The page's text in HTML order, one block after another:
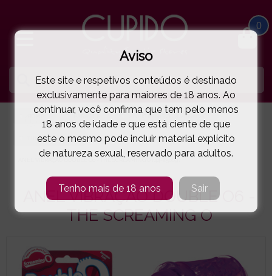
0
ANÉIS PÉNIS COM VIBRAÇAO
THE SCREAMING O
( 44-25609 )
ANEL VIBRAÇÃO DOUBLE O6 -
THE SCREAMING O
Aviso
Este site e respetivos conteúdos é destinado
exclusivamente para maiores de 18 anos. Ao
continuar, você confirma que tem pelo menos
18 anos de idade e que está ciente de que
este o mesmo pode incluir material explícito
de natureza sexual, reservado para adultos.
Tenho mais de 18 anos Sair